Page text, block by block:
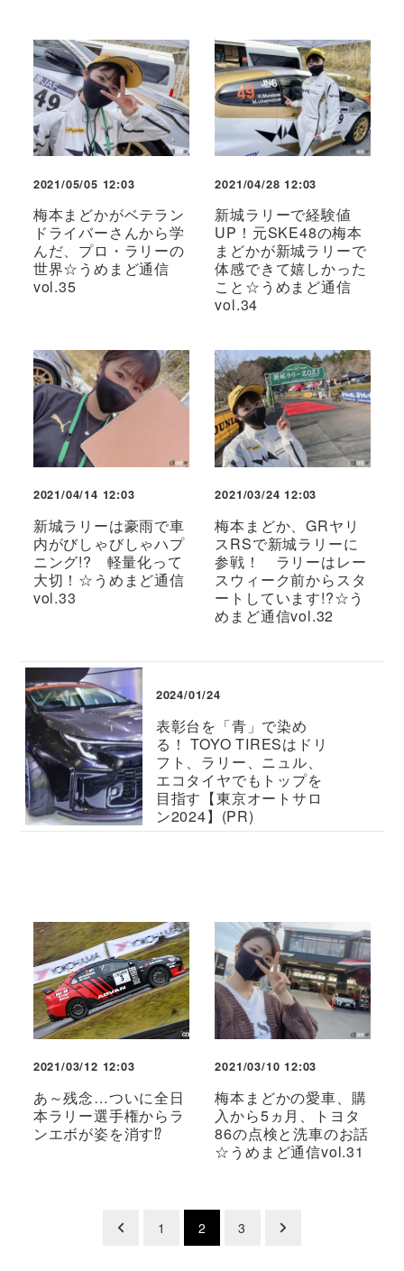
2021/05/05 12:03
梅本まどかがベテラン
ドライバーさんから学
んだ、プロ・ラリーの
世界☆うめまど通信
vol.35
2021/04/28 12:03
新城ラリーで経験値
UP！元SKE48の梅本
まどかが新城ラリーで
体感できて嬉しかった
こと☆うめまど通信
vol.34
2021/04/14 12:03
新城ラリーは豪雨で車
内がびしゃびしゃハプ
ニング!? 軽量化って
大切！☆うめまど通信
vol.33
2021/03/24 12:03
梅本まどか、GRヤリ
スRSで新城ラリーに
参戦！ ラリーはレー
スウィーク前からスタ
ートしています!?☆う
めまど通信vol.32
2024/01/24
表彰台を「青」で染め
る！ TOYO TIRESはドリ
フト、ラリー、ニュル、
エコタイヤでもトップを
目指す【東京オートサロ
ン2024】(PR)
2021/03/12 12:03
あ～残念…ついに全日
本ラリー選手権からラ
ンエボが姿を消す⁉
2021/03/10 12:03
梅本まどかの愛車、購
入から5ヵ月、トヨタ
86の点検と洗車のお話
☆うめまど通信vol.31
1 2 3